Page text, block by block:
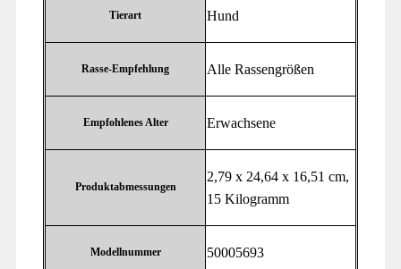
Tierart ‎Hund
Rasse-Empfehlung ‎Alle Rassengrößen
Empfohlenes Alter ‎Erwachsene
Produktabmessungen
‎2,79 x 24,64 x 16,51 cm,
15 Kilogramm
Modellnummer ‎50005693